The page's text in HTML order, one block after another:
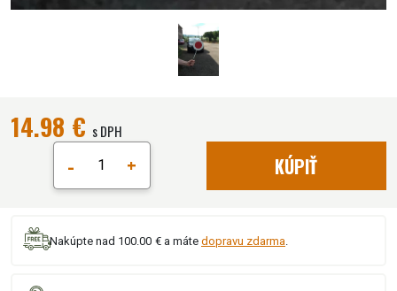
14.98 € s DPH
- + KÚPIŤ
Nakúpte nad 100.00 € a máte dopravu zdarma